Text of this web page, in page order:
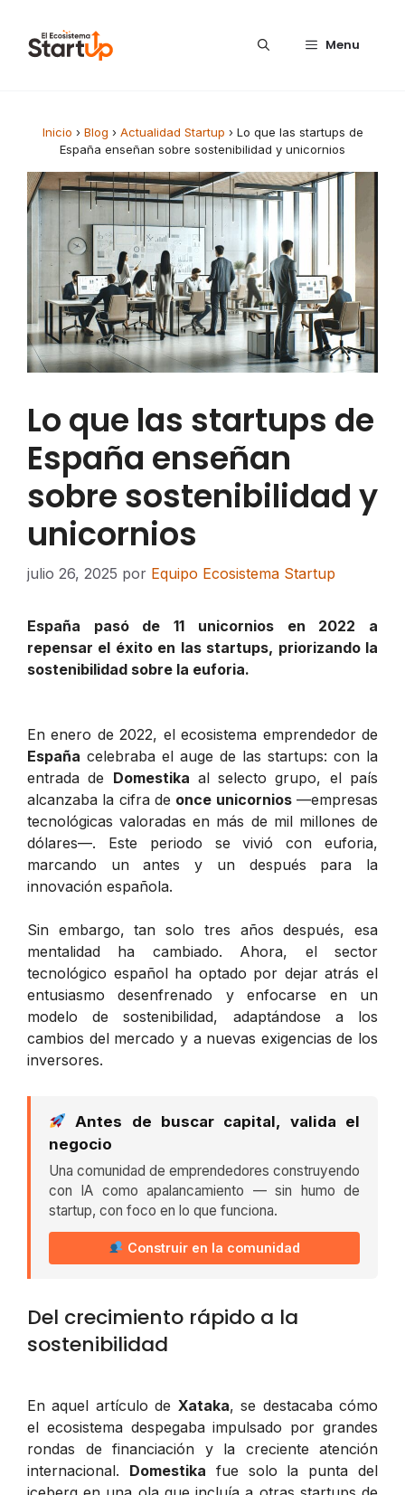
Menu
Inicio › Blog › Actualidad Startup › Lo que las startups de
España enseñan sobre sostenibilidad y unicornios
Lo que las startups de
España enseñan
sobre sostenibilidad y
unicornios
julio 26, 2025 por Equipo Ecosistema Startup
España pasó de 11 unicornios en 2022 a
repensar el éxito en las startups, priorizando la
sostenibilidad sobre la euforia.
En enero de 2022, el ecosistema emprendedor de
España celebraba el auge de las startups: con la
entrada de Domestika al selecto grupo, el país
alcanzaba la cifra de once unicornios—empresas
tecnológicas valoradas en más de mil millones de
dólares—. Este periodo se vivió con euforia,
marcando un antes y un después para la
innovación española.
Sin embargo, tan solo tres años después, esa
mentalidad ha cambiado. Ahora, el sector
tecnológico español ha optado por dejar atrás el
entusiasmo desenfrenado y enfocarse en un
modelo de sostenibilidad, adaptándose a los
cambios del mercado y a nuevas exigencias de los
inversores.
Antes de buscar capital, valida el
negocio
Una comunidad de emprendedores construyendo
con IA como apalancamiento — sin humo de
startup, con foco en lo que funciona.
Construir en la comunidad
Del crecimiento rápido a la
sostenibilidad
En aquel artículo de Xataka, se destacaba cómo
el ecosistema despegaba impulsado por grandes
rondas de financiación y la creciente atención
internacional. Domestika fue solo la punta del